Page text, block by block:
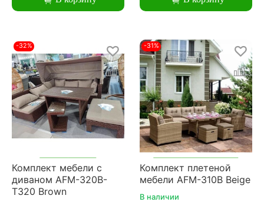
-32%
Комплект мебели с
диваном AFM-320B-
T320 Brown
-31%
Комплект плетеной
мебели AFM-310B Beige
В наличии